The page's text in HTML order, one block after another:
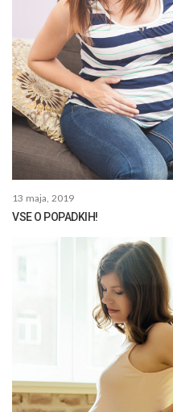
13 maja, 2019
VSE O POPADKIH!